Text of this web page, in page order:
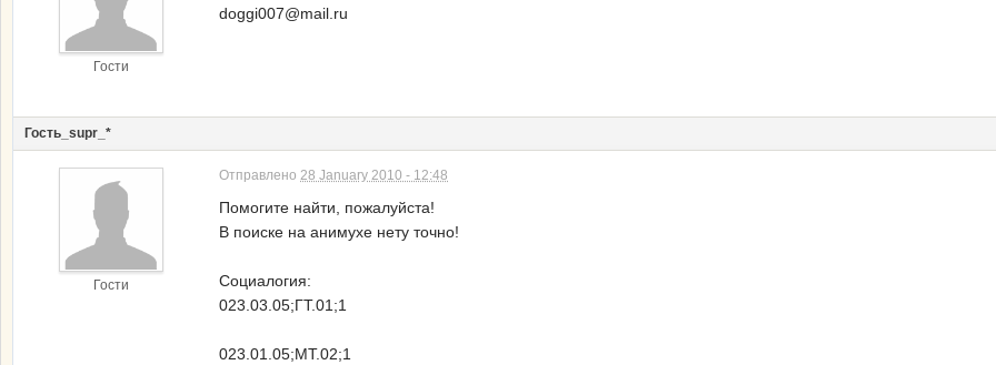
Гости
doggi007@mail.ru
Гость_supr_*
Гости
Отправлено 28 January 2010 - 12:48
Помогите найти, пожалуйста!
В поиске на анимухе нету точно!
Социалогия:
023.03.05;ГТ.01;1
023.01.05;МТ.02;1